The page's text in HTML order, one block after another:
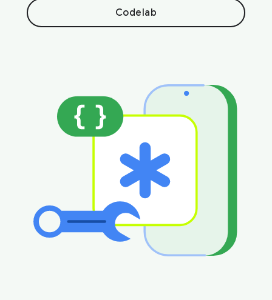
Codelab